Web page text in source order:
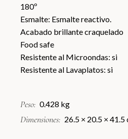
180º
Esmalte: Esmalte reactivo.
Acabado brillante craquelado
Food safe
Resistente al Microondas: si
Resistente al Lavaplatos: si
Peso 0.428 kg
Dimensiones 26.5 × 20.5 × 41.5